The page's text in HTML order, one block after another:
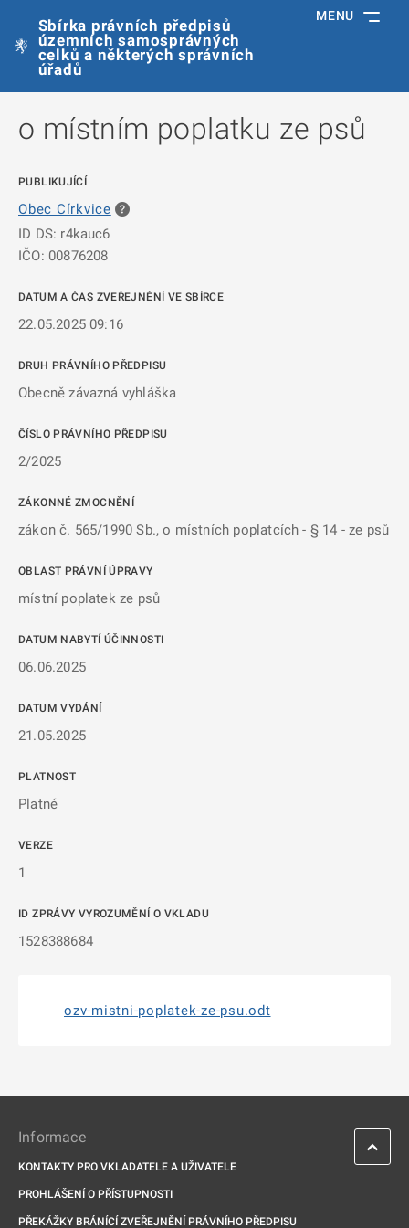
Sbírka právních předpisů
územních samosprávných
celků a některých správních
úřadů
MENU
o místním poplatku ze psů
PUBLIKUJÍCÍ
Obec Církvice
ID DS: r4kauc6
IČO: 00876208
DATUM A ČAS ZVEŘEJNĚNÍ VE SBÍRCE
22.05.2025 09:16
DRUH PRÁVNÍHO PŘEDPISU
Obecně závazná vyhláška
ČÍSLO PRÁVNÍHO PŘEDPISU
2/2025
ZÁKONNÉ ZMOCNĚNÍ
zákon č. 565/1990 Sb., o místních poplatcích - § 14 - ze psů
OBLAST PRÁVNÍ ÚPRAVY
místní poplatek ze psů
DATUM NABYTÍ ÚČINNOSTI
06.06.2025
DATUM VYDÁNÍ
21.05.2025
PLATNOST
Platné
VERZE
1
ID ZPRÁVY VYROZUMĚNÍ O VKLADU
1528388684
ozv-mistni-poplatek-ze-psu.odt
Informace
KONTAKTY PRO VKLADATELE A UŽIVATELE
PROHLÁŠENÍ O PŘÍSTUPNOSTI
PŘEKÁŽKY BRÁNÍCÍ ZVEŘEJNĚNÍ PRÁVNÍHO PŘEDPISU